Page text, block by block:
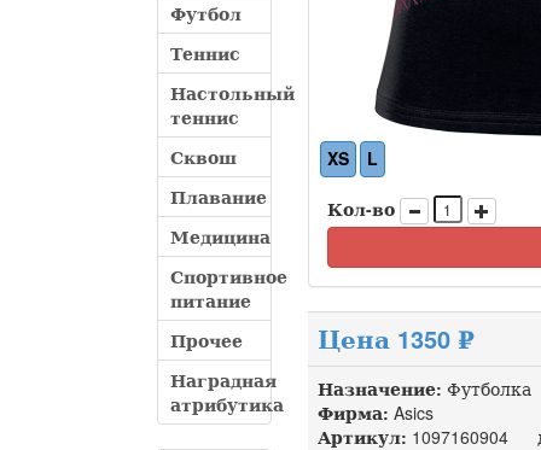
Футбол
Теннис
Настольный
теннис
Сквош
Плавание
Медицина
Спортивное
питание
Прочее
Наградная
атрибутика
XS L
Кол-во
Цена 1350 ₽
Назначение: Футболка
Фирма: Asics
Артикул: 1097160904